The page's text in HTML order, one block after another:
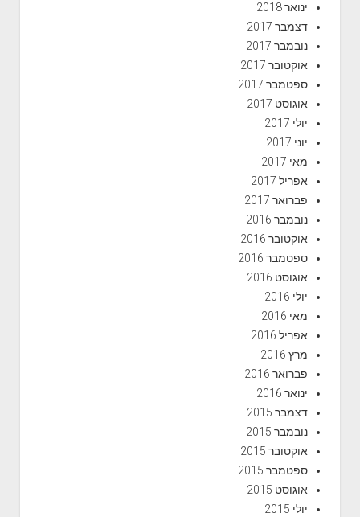
ינואר 2018
דצמבר 2017
נובמבר 2017
אוקטובר 2017
ספטמבר 2017
אוגוסט 2017
יולי 2017
יוני 2017
מאי 2017
אפריל 2017
פברואר 2017
נובמבר 2016
אוקטובר 2016
ספטמבר 2016
אוגוסט 2016
יולי 2016
מאי 2016
אפריל 2016
מרץ 2016
פברואר 2016
ינואר 2016
דצמבר 2015
נובמבר 2015
אוקטובר 2015
ספטמבר 2015
אוגוסט 2015
יולי 2015